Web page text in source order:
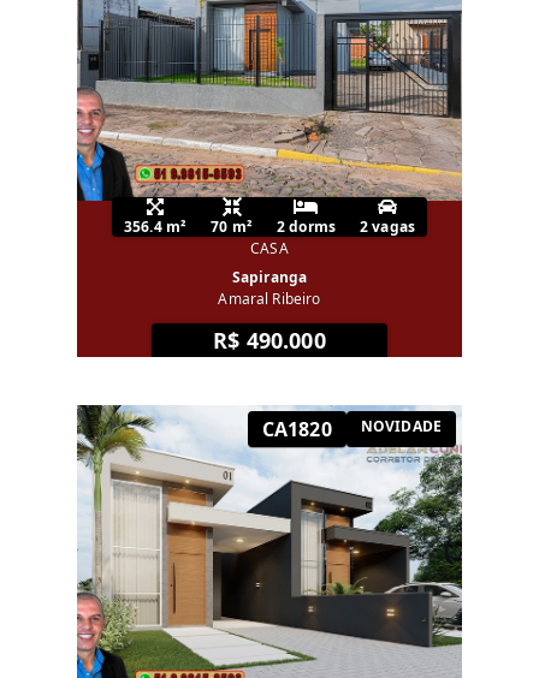
356.4 m² 70 m² 2 dorms
2 vagas
CASA
Sapiranga
Amaral Ribeiro
R$ 490.000
CA1820 NOVIDADE